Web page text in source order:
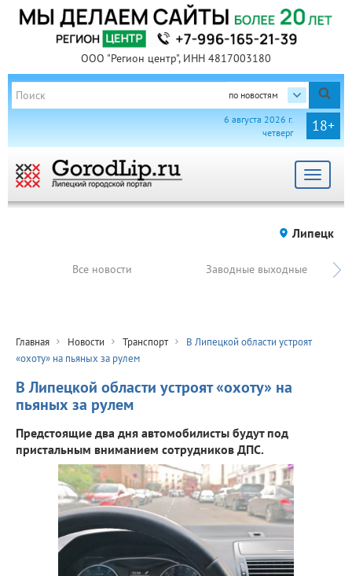
ООО "Регион центр", ИНН 4817003180
по новостям
18+
6 августа 2026 г.
четверг
Toggle
Липецк
Все новости Заводные выходные
Главная Новости Транспорт
В Липецкой области устроят
«охоту» на пьяных за рулем
В Липецкой области устроят «охоту» на
пьяных за рулем
Предстоящие два дня автомобилисты будут под
пристальным вниманием сотрудников ДПС.